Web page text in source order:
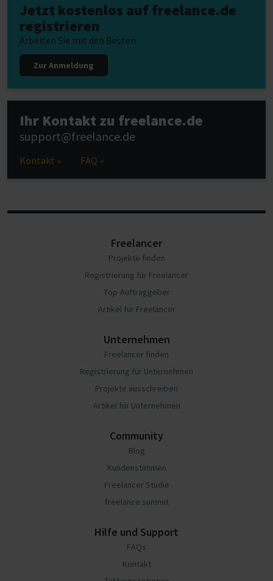
Jetzt kostenlos auf freelance.de
registrieren
Arbeiten Sie mit den Besten
Zur Anmeldung
Ihr Kontakt zu freelance.de
support@freelance.de
Kontakt » FAQ »
Freelancer
Projekte finden
Registrierung für Freelancer
Top-Auftraggeber
Artikel für Freelancer
Unternehmen
Freelancer finden
Registrierung für Unternehmen
Projekte ausschreiben
Artikel für Unternehmen
Community
Blog
Kundenstimmen
Freelancer Studie
freelance summit
Hilfe und Support
FAQs
Kontakt